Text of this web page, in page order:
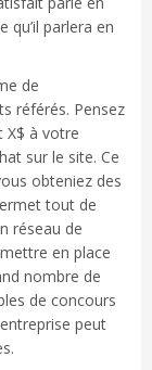
parlera en
de
référés. Pensez
X$ à votre
sur le site. Ce
obteniez des
tout de
réseau de
en place
nombre de
de concours
peut